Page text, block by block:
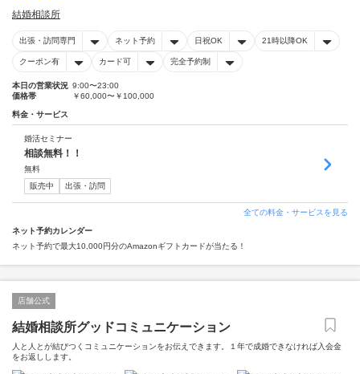
結婚相談所
出張・訪問専門 ネット予約 日祝OK 21時以降OK
クーポン有 カード可 完全予約制
本日の営業状況 9:00〜23:00
価格帯
￥60,000〜￥100,000
料金・サービス
婚活セミナー
相談無料！！
無料
販売中
出張・訪問
全ての料金・サービスを見る
ネット予約カレンダー
ネット予約で最大10,000円分のAmazonギフトカードが当たる！
店舗公式
結婚相談所グッドコミュニケーション
人と人とが結びつくコミュニケーションをお伝えできます。１年で成婚できなければ入会金
をお返しします。